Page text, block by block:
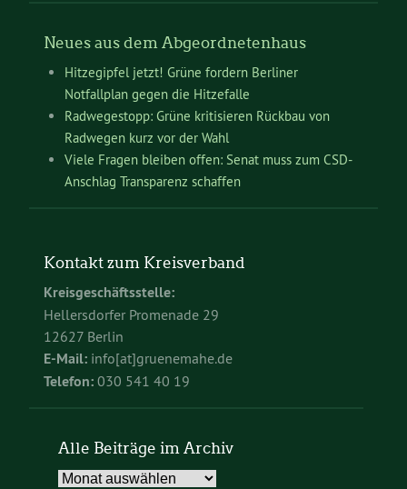
Neues aus dem Abgeordnetenhaus
Hitzegipfel jetzt! Grüne fordern Berliner
Notfallplan gegen die Hitzefalle
Radwegestopp: Grüne kritisieren Rückbau von
Radwegen kurz vor der Wahl
Viele Fragen bleiben offen: Senat muss zum CSD-
Anschlag Transparenz schaffen
Kontakt zum Kreisverband
Kreisgeschäftsstelle:
Hellersdorfer Promenade 29
12627 Berlin
E-Mail: info[at]gruenemahe.de
Telefon: 030 541 40 19
Alle Beiträge im Archiv
Alle